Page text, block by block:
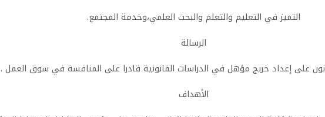
التميز في التعليم والتعلم والبحث العلمي،وخدمة المجتمع.
الرسالة
على إعداد خريج مؤهل في الدراسات القانونية قادرا على المنافسة في سوق العمل .
الأهداف